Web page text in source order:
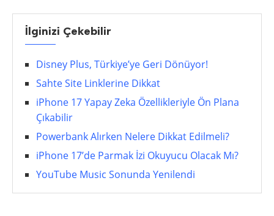
İlginizi Çekebilir
Disney Plus, Türkiye’ye Geri Dönüyor!
Sahte Site Linklerine Dikkat
iPhone 17 Yapay Zeka Özellikleriyle Ön Plana
Çıkabilir
Powerbank Alırken Nelere Dikkat Edilmeli?
iPhone 17’de Parmak İzi Okuyucu Olacak Mı?
YouTube Music Sonunda Yenilendi